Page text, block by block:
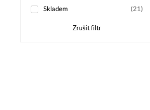
Skladem (21)
Zrušit filtr